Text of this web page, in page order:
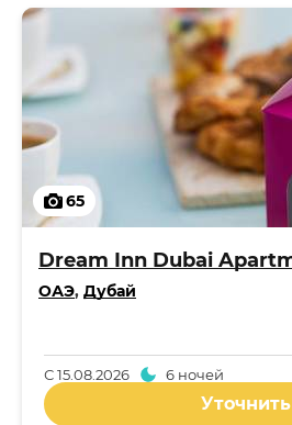
65
ОАЭ, Дубай
С15.08.2026 6 ночей
Уточнить